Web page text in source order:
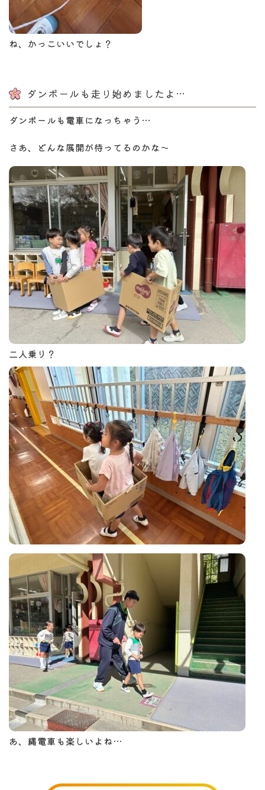
ね、かっこいいでしょ？
ダンボールも走り始めましたよ…
ダンボールも電車になっちゃう…
さあ、どんな展開が待ってるのかな～
二人乗り？
あ、縄電車も楽しいよね…